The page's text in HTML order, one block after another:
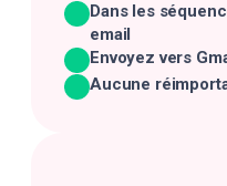
Dans les
email
Envoyez vers
Aucune